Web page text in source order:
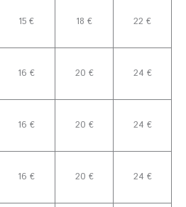
15 € 18 € 22 €
16 € 20 € 24 €
16 € 20 € 24 €
16 € 20 € 24 €